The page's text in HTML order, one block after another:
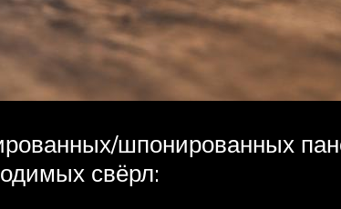
шпонированных
свёрл: